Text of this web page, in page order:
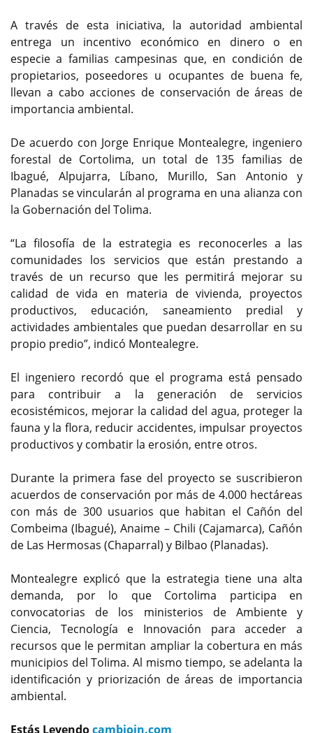
A través de esta iniciativa, la autoridad ambiental
entrega un incentivo económico en dinero o en
especie a familias campesinas que, en condición de
propietarios, poseedores u ocupantes de buena fe,
llevan a cabo acciones de conservación de áreas de
importancia ambiental.
De acuerdo con Jorge Enrique Montealegre, ingeniero
forestal de Cortolima, un total de 135 familias de
Ibagué, Alpujarra, Líbano, Murillo, San Antonio y
Planadas se vincularán al programa en una alianza con
la Gobernación del Tolima.
“La filosofía de la estrategia es reconocerles a las
comunidades los servicios que están prestando a
través de un recurso que les permitirá mejorar su
calidad de vida en materia de vivienda, proyectos
productivos, educación, saneamiento predial y
actividades ambientales que puedan desarrollar en su
propio predio”, indicó Montealegre.
El ingeniero recordó que el programa está pensado
para contribuir a la generación de servicios
ecosistémicos, mejorar la calidad del agua, proteger la
fauna y la flora, reducir accidentes, impulsar proyectos
productivos y combatir la erosión, entre otros.
Durante la primera fase del proyecto se suscribieron
acuerdos de conservación por más de 4.000 hectáreas
con más de 300 usuarios que habitan el Cañón del
Combeima (Ibagué), Anaime – Chili (Cajamarca), Cañón
de Las Hermosas (Chaparral) y Bilbao (Planadas).
Montealegre explicó que la estrategia tiene una alta
demanda, por lo que Cortolima participa en
convocatorias de los ministerios de Ambiente y
Ciencia, Tecnología e Innovación para acceder a
recursos que le permitan ampliar la cobertura en más
municipios del Tolima. Al mismo tiempo, se adelanta la
identificación y priorización de áreas de importancia
ambiental.
Estás Leyendocambioin.com